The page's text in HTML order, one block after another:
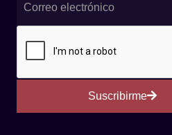
Suscribirme